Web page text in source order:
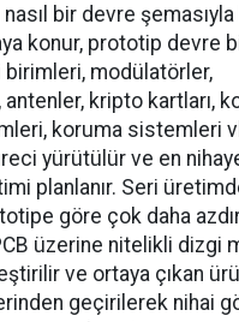
bir devre
konur, prototip devre
modülatörler,
kripto kartları,
koruma sistemleri
yürütülür ve en
planlanır. Seri
göre çok daha
üzerine nitelikli dizgi
ve ortaya çıkan
geçirilerek nihai